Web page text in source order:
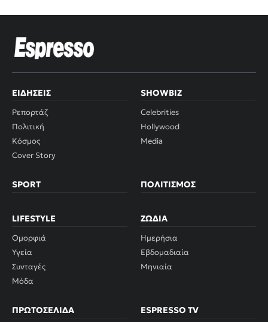
ΕΙΔΉΣΕΙΣ
Ρεπορτάζ
Πολιτική
Κόσμος
Cover Story
SHOWBIZ
Celebrities
Hollywood
Media
SPORT ΠΟΛΙΤΙΣΜΌΣ
LIFESTYLE
Ομορφιά
Υγεία
Συνταγές
Μόδα
ΖΏΔΙΑ
Ημερήσια
Εβδομαδιαία
Μηνιαία
ΠΡΩΤΟΣΈΛΙΔΑ ESPRESSO TV